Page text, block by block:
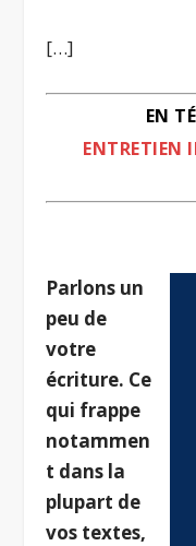
[…]
EN
ENTRETIEN
Parlons un
peu de
votre
écriture. Ce
qui frappe
notammen
t dans la
plupart de
vos textes,